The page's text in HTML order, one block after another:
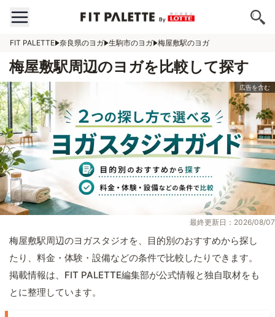
FIT PALETTE 奈良県のヨガ 生駒市のヨガ 梅屋敷駅のヨガ
梅屋敷駅周辺のヨガを比較して探す
最終更新日：2026/08/07
梅屋敷駅周辺のヨガスタジオを、目的別のおすすめから探し
たり、料金・体験・設備などの条件で比較したりできます。
掲載情報は、FIT PALETTE編集部が公式情報と独自取材をも
とに整理しています。